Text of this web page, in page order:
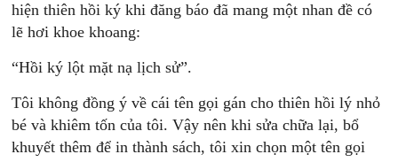
hiện thiên hồi ký khi đăng báo đã mang một nhan đề có
lẽ hơi khoe khoang:
“Hồi ký lột mặt nạ lịch sử”.
Tôi không đồng ý về cái tên gọi gán cho thiên hồi lý nhỏ
bé và khiêm tốn của tôi. Vậy nên khi sửa chữa lại, bổ
khuyết thêm để in thành sách, tôi xin chọn một tên gọi